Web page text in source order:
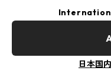
日本国